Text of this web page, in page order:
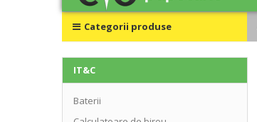
Categorii produse
IT&C
Baterii